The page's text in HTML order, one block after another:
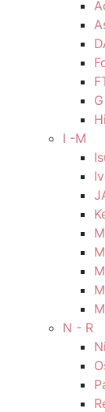
I -M
N - R